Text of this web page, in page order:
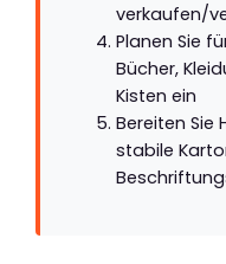
verkaufen/
Planen Sie
Bücher,
Kisten ein
Bereiten Sie
stabile